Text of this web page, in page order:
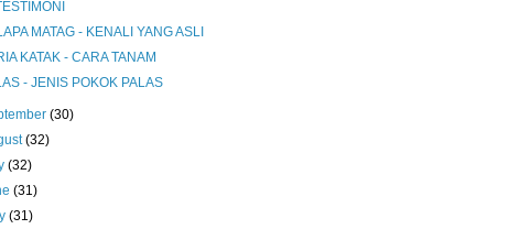
MATAG - KENALI YANG ASLI
KATAK - CARA TANAM
- JENIS POKOK PALAS
(30)
(32)
(32)
(31)
(31)